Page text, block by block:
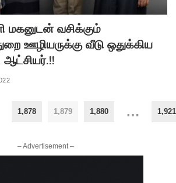
மகனுடன் வசிக்கும்
ஊழியருக்கு வீடு ஒதுக்கிய
1,878 1,879 1,880 … 1,921
– Advertisement –